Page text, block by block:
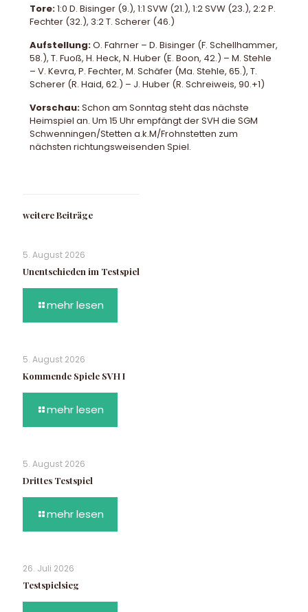
Tore:1:0 D. Bisinger (9.), 1:1 SVW (21.), 1:2 SVW (23.), 2:2 P.
Fechter (32.), 3:2 T. Scherer (46.)
Aufstellung:O. Fahrner – D. Bisinger (F. Schellhammer,
58.), T. Fuoß, H. Heck, N. Huber (E. Boon, 42.) – M. Stehle
– V. Kevra, P. Fechter, M. Schäfer (Ma. Stehle, 65.), T.
Scherer (R. Haid, 62.) – J. Huber (R. Schreiweis, 90.+1)
Vorschau:Schon am Sonntag steht das nächste
Heimspiel an. Um 15 Uhr empfängt der SVH die SGM
Schwenningen/Stetten a.k.M/Frohnstetten zum
nächsten richtungsweisenden Spiel.
weitere Beiträge
5. August 2026
Unentschieden im Testspiel
mehr lesen
5. August 2026
Kommende Spiele SVH I
mehr lesen
5. August 2026
Drittes Testspiel
mehr lesen
26. Juli 2026
Testspielsieg